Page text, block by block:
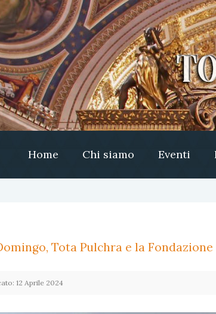
Home Chi siamo Eventi
Tota Pulchra e la
12 Aprile 2024